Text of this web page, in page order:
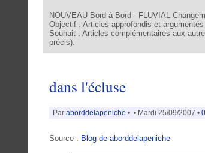
NOUVEAU Bord à Bord - FLUVIAL
Objectif : Articles approfondis et
Souhait : Articles complémentaires aux
précis).
dans l'écluse
Par aborddelapeniche • • Mardi 25/09/2007 •
Source : Blog de aborddelapeniche